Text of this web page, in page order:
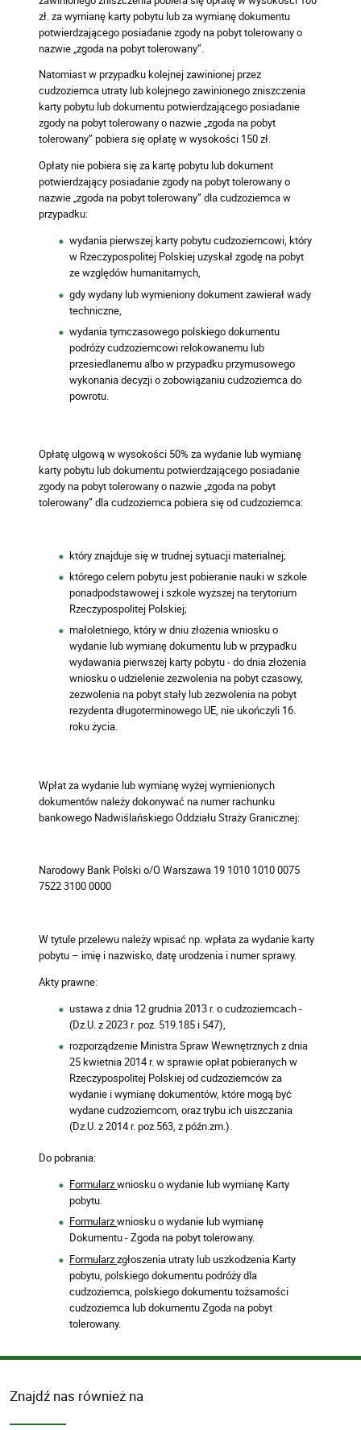
zł. za wymianę karty pobytu lub za wymianę dokumentu
potwierdzającego posiadanie zgody na pobyt tolerowany o
nazwie „zgoda na pobyt tolerowany”.
Natomiast w przypadku kolejnej zawinionej przez
cudzoziemca utraty lub kolejnego zawinionego zniszczenia
karty pobytu lub dokumentu potwierdzającego posiadanie
zgody na pobyt tolerowany o nazwie „zgoda na pobyt
tolerowany” pobiera się opłatę w wysokości 150 zł.
Opłaty nie pobiera się za kartę pobytu lub dokument
potwierdzający posiadanie zgody na pobyt tolerowany o
nazwie „zgoda na pobyt tolerowany” dla cudzoziemca w
przypadku:
wydania pierwszej karty pobytu cudzoziemcowi, który
w Rzeczypospolitej Polskiej uzyskał zgodę na pobyt
ze względów humanitarnych,
gdy wydany lub wymieniony dokument zawierał wady
techniczne,
wydania tymczasowego polskiego dokumentu
podróży cudzoziemcowi relokowanemu lub
przesiedlanemu albo w przypadku przymusowego
wykonania decyzji o zobowiązaniu cudzoziemca do
powrotu.
Opłatę ulgową w wysokości 50% za wydanie lub wymianę
karty pobytu lub dokumentu potwierdzającego posiadanie
zgody na pobyt tolerowany o nazwie „zgoda na pobyt
tolerowany” dla cudzoziemca pobiera się od cudzoziemca:
który znajduje się w trudnej sytuacji materialnej;
którego celem pobytu jest pobieranie nauki w szkole
ponadpodstawowej i szkole wyższej na terytorium
Rzeczypospolitej Polskiej;
małoletniego, który w dniu złożenia wniosku o
wydanie lub wymianę dokumentu lub w przypadku
wydawania pierwszej karty pobytu - do dnia złożenia
wniosku o udzielenie zezwolenia na pobyt czasowy,
zezwolenia na pobyt stały lub zezwolenia na pobyt
rezydenta długoterminowego UE, nie ukończyli 16.
roku życia.
Wpłat za wydanie lub wymianę wyżej wymienionych
dokumentów należy dokonywać na numer rachunku
bankowego Nadwiślańskiego Oddziału Straży Granicznej:
Narodowy Bank Polski o/O Warszawa 19 1010 1010 0075
7522 3100 0000
W tytule przelewu należy wpisać np. wpłata za wydanie karty
pobytu – imię i nazwisko, datę urodzenia i numer sprawy.
Akty prawne:
ustawa z dnia 12 grudnia 2013 r. o cudzoziemcach -
(Dz.U. z 2023 r. poz. 519.185 i 547),
rozporządzenie Ministra Spraw Wewnętrznych z dnia
25 kwietnia 2014 r. w sprawie opłat pobieranych w
Rzeczypospolitej Polskiej od cudzoziemców za
wydanie i wymianę dokumentów, które mogą być
wydane cudzoziemcom, oraz trybu ich uiszczania
(Dz.U. z 2014 r. poz.563, z późn.zm.).
Do pobrania:
Formularzwniosku o wydanie lub wymianę Karty
pobytu.
Formularzwniosku o wydanie lub wymianę
Dokumentu - Zgoda na pobyt tolerowany.
Formularzzgłoszenia utraty lub uszkodzenia Karty
pobytu, polskiego dokumentu podróży dla
cudzoziemca, polskiego dokumentu tożsamości
cudzoziemca lub dokumentu Zgoda na pobyt
tolerowany.
Znajdź nas również na